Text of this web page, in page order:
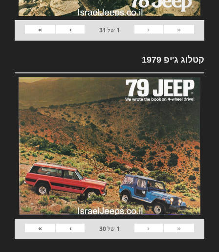
«
‹
1 של 31
›
»
קטלוג ג'יפ 1979
«
‹
1 של30
›
»